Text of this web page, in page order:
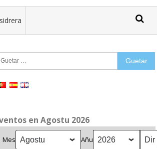
en Agostu 2026
Mes Añu